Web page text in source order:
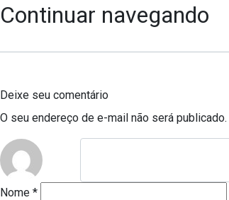
Continuar navegando
Deixe seu comentário
O seu endereço de e-mail não será publicado.
Nome *